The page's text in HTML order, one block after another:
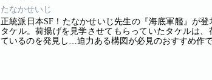
たなかせいじ
正統派日本SF！たなかせいじ先生の『海底軍艦』が
タケル。荷揚げを見学させてもらっていたタケルは
ているのを発見し…迫力ある構図が必見のおすすめ作